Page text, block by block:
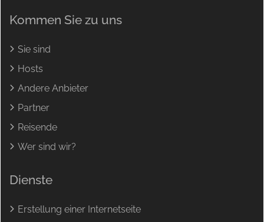
Kommen Sie zu uns
Sie sind
Hosts
Andere Anbieter
Partner
Reisende
Wer sind wir?
Dienste
Erstellung einer Internetseite